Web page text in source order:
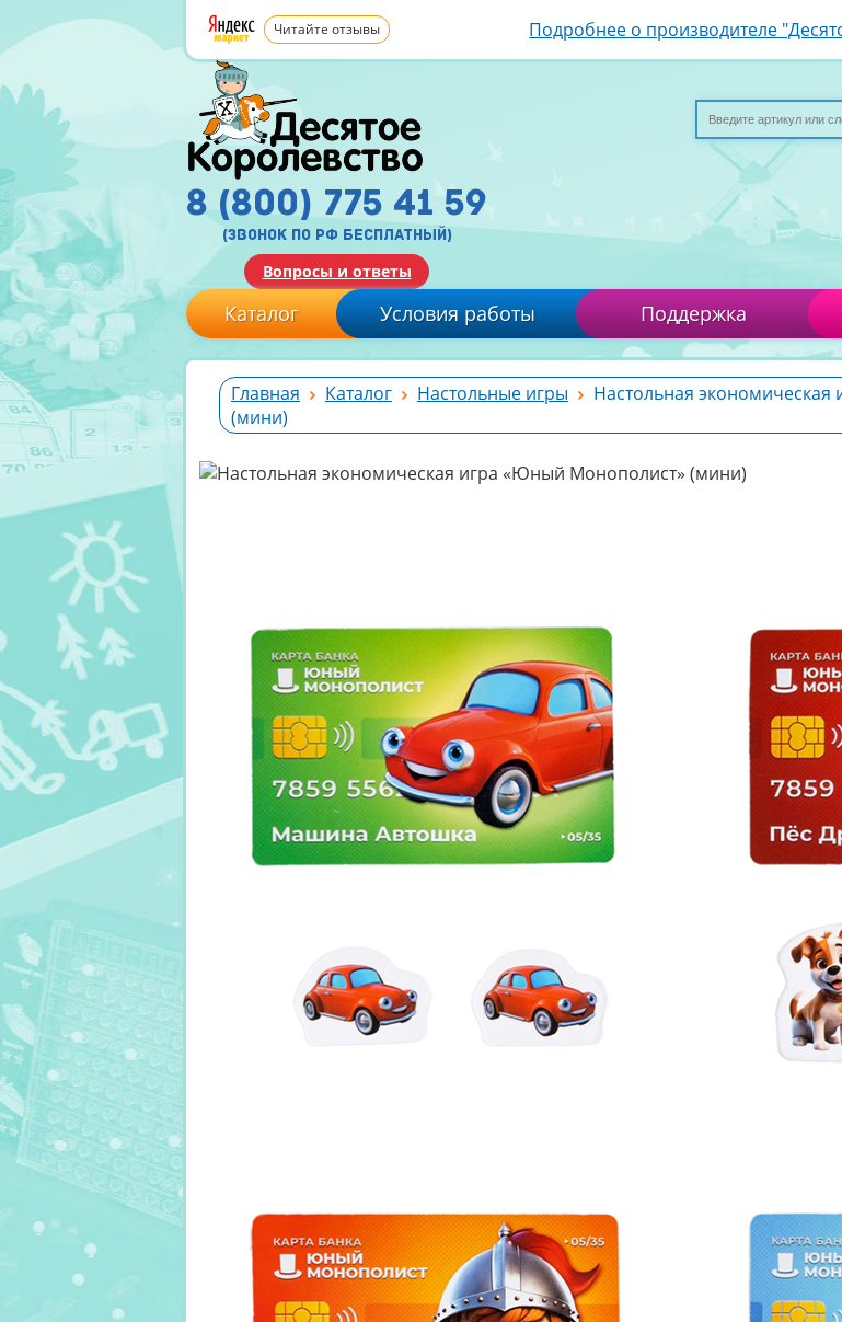
Читайте отзывы Подробнее о производителе
8 (800) 775 41 59
(звонок по рф бесплатный)
Вопросы и ответы
Каталог Условия работы Поддержка
Главная Каталог Настольные игры
Настольная
(мини)